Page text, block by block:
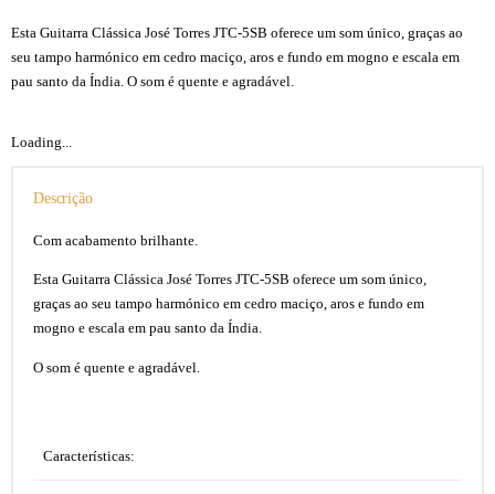
Esta Guitarra Clássica José Torres JTC-5SB oferece um som único, graças ao
seu tampo harmónico em cedro maciço, aros e fundo em mogno e escala em
pau santo da Índia. O som é quente e agradável.
Loading...
Descrição
Com acabamento brilhante.
Esta Guitarra Clássica José Torres JTC-5SB oferece um som único,
graças ao seu tampo harmónico em cedro maciço, aros e fundo em
mogno e escala em pau santo da Índia.
O som é quente e agradável.
Características: